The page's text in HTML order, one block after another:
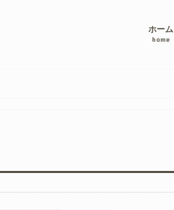
ホーム
home